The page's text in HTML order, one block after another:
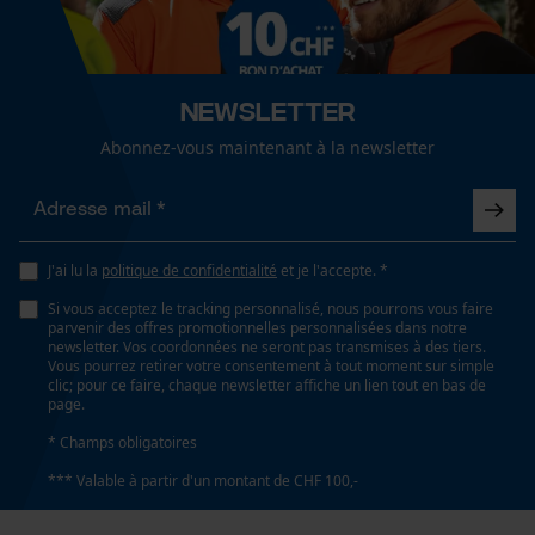
unisexe
Automne/hiver
Type de poche
poches de vestes, poches à fermeture éclair, poche
poitrine, poches latérales, poches avant
Conditions météorologiques
Newsletter
Abonnez-vous maintenant à la newsletter
J'ai lu la politique de confidentialité et je l'accepte. *
Si vous acceptez le tracking personnalisé, nous pourrons vous faire
parvenir des offres promotionnelles personnalisées dans notre
newsletter. Vos coordonnées ne seront pas transmises à des tiers.
Vous pourrez retirer votre consentement à tout moment sur simple
clic; pour ce faire, chaque newsletter affiche un lien tout en bas de
page.
* Champs obligatoires
*** Valable à partir d'un montant de CHF 100,-
fonctionnalité
Loop54 Personalization
Salutation personnelle
utilisateurs
Vidéos YouTube
Google Maps